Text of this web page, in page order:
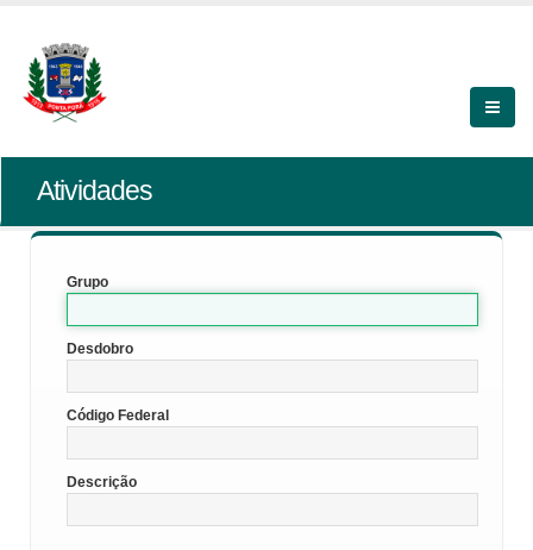
Atividades
Grupo
Desdobro
Código Federal
Descrição